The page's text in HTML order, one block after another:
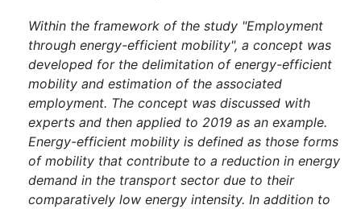
Within the framework of the study "Employment
through energy-efficient mobility", a concept was
developed for the delimitation of energy-efficient
mobility and estimation of the associated
employment. The concept was discussed with
experts and then applied to 2019 as an example.
Energy-efficient mobility is defined as those forms
of mobility that contribute to a reduction in energy
demand in the transport sector due to their
comparatively low energy intensity. In addition to